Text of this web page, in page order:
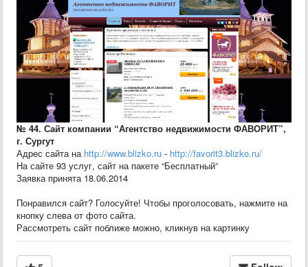
№ 44. Сайт компании “Агентство недвижимости ФАВОРИТ”,
г. Сургут
Адрес сайта на http://www.blizko.ru - http://favorit3.blizko.ru/
На сайте 93 услуг, сайт на пакете “Бесплатный”
Заявка принята 18.06.2014
Понравился сайт? Голосуйте! Чтобы проголосовать, нажмите на
кнопку слева от фото сайта.
Рассмотреть сайт поближе можно, кликнув на картинку